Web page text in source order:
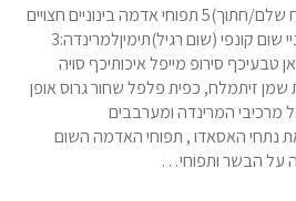
המרכיבים:2 ק"ג אסאדו (נתח שלם/חתוך)5 תפוחי אדמה בינוניים חצויים
(שטופים עם הקליפה)12 שיניי שום קונפי (שום רגיל)תימיןלמרינדה:3
טבעיכף סירופ מייפל איכותיכף סויה
רכז רימונים3 כפות שמן זיתמלח, כפית פלפל שחור גרוס אופן
המרינדה ומערבבים
נתחי האסאדו , תפוחי האדמה השום
על הבשר ותפוחי…